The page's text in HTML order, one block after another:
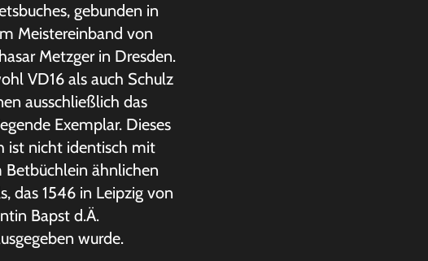
gebunden in
Meistereinband von
Metzger in Dresden.
VD16 als auch Schulz
ausschließlich das
Exemplar. Dieses
ist nicht identisch mit
Betbüchlein ähnlichen
das 1546 in Leipzig von
Bapst d.Ä.
wurde.